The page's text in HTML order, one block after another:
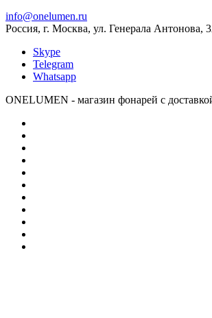
info@onelumen.ru
Россия, г. Москва, ул. Генерала Антонова,
Skype
Telegram
Whatsapp
ONELUMEN - магазин фонарей с